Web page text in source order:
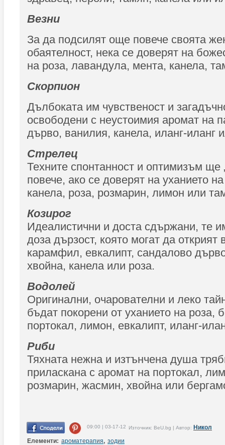
Везни
За да подсилят още повече своята
обаятелност, нека се доверят на
на роза, лавандула, мента, канела,
Скорпион
Дълбоката им чувственост и
освободени с неустоимия аромат на
дърво, ванилия, канела, иланг-иланг
Стрелец
Техните спонтанност и оптимизъм ще
повече, ако се доверят на уханието
канела, роза, розмарин, лимон или
Козирог
Идеалистични и доста сдържани, те
доза дързост, която могат да открият
карамфил, евкалипт, сандалово
хвойна, канела или роза.
Водолей
Оригинални, очарователни и леко
бъдат покорени от уханието на роза,
портокал, лимон, евкалипт, иланг-
Риби
Тяхната нежна и изтънчена душа
приласкана с аромат на портокал,
розмарин, жасмин, хвойна или
09:00 | 03-17-12 Източник: BeU.bg | Автор: Никол
Елементи: ароматерапия, зодии